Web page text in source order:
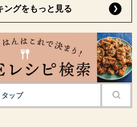
ングをもっと見る